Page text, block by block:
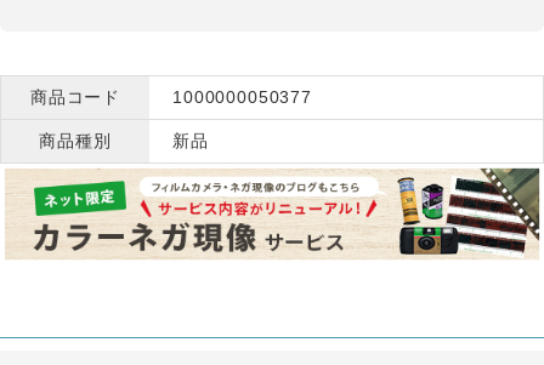
商品コード 1000000050377
商品種別 新品